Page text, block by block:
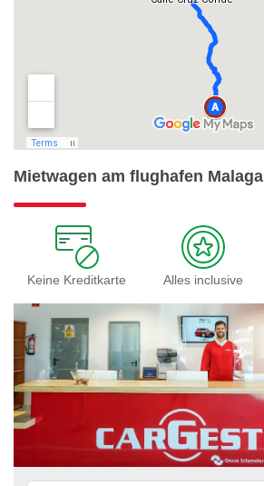
Mietwagen am flughafen Malaga
Keine Kreditkarte Alles inclusive